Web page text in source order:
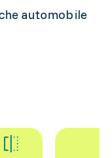
automobile